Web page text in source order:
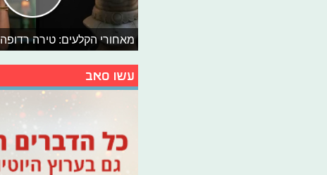
מאחורי הקלעים: טירה רדופה
עשו סאב